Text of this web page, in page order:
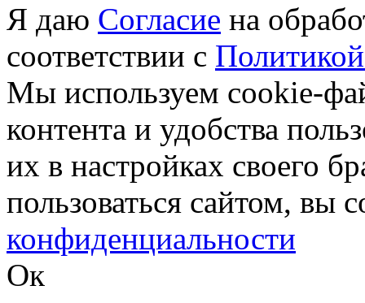
Я даю Согласие на
соответствии с
Мы используем cookie-
контента и удобства
их в настройках своего
пользоваться сайтом, вы
конфиденциальности
Ок